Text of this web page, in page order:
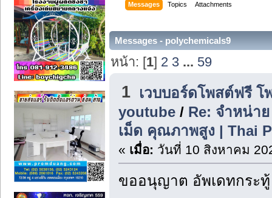
Messages Topics Attachments
Messages - polychemicals9
หน้า: [1] 2 3 ... 59
1 เวบบอร์ดโพสต์ฟรี โ
youtube/ Re: จำหน่า
เม็ด คุณภาพสูง | Thai
« เมื่อ: วันที่ 10 สิงหาคม
ขออนุญาต อัพเดทกระทู้